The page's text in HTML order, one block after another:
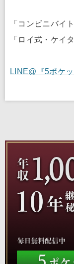
「コンビニバイ
「ロイ式・ケイ
LINE@『5ポケ